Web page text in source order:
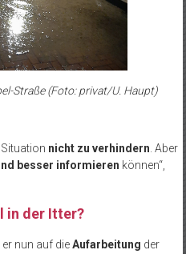
Straße (Foto: privat/U. Haupt)
Situation nicht zu verhindern . Aber
besser informieren können“,
in der Itter?
nun auf dieAufarbeitung der